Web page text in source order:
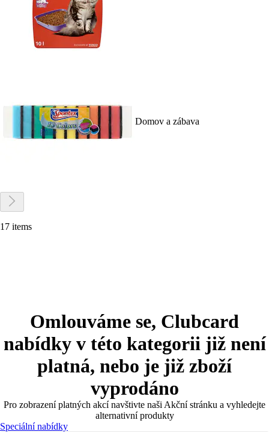
Domov a zábava
17 items
Omlouváme se, Clubcard
nabídky v této kategorii již není
platná, nebo je již zboží
vyprodáno
Pro zobrazení platných akcí navštivte naši Akční stránku a vyhledejte
alternativní produkty
Speciální nabídky